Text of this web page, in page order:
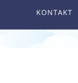
KONTAKT